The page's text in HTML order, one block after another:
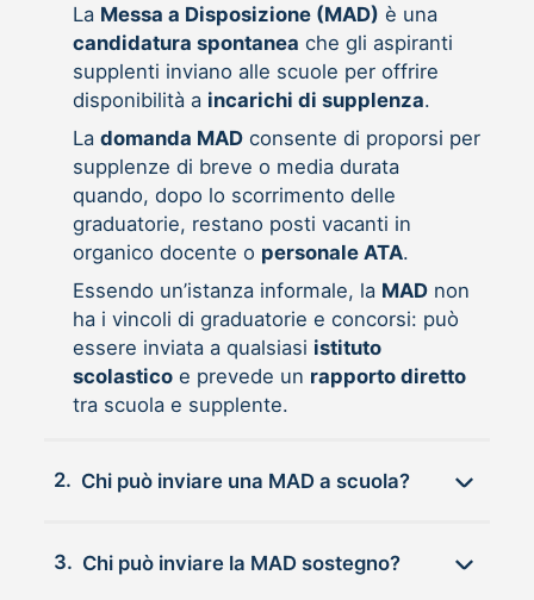
La Messa a Disposizione (MAD) è una
candidatura spontanea che gli aspiranti
supplenti inviano alle scuole per offrire
disponibilità a incarichi di supplenza.
La domanda MADconsente di proporsi per
supplenze di breve o media durata
quando, dopo lo scorrimento delle
graduatorie, restano posti vacanti in
organico docente o personale ATA.
Essendo un’istanza informale, la MADnon
ha i vincoli di graduatorie e concorsi: può
essere inviata a qualsiasi istituto
scolasticoe prevede un rapporto diretto
tra scuola e supplente.
2. Chi può inviare una MAD a scuola?
3. Chi può inviare la MAD sostegno?